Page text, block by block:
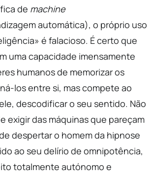
de machine
automática), o próprio uso
é falacioso. É certo que
uma capacidade imensamente
humanos de memorizar os
los entre si, mas compete ao
descodificar o seu sentido. Não
exigir das máquinas que pareçam
despertar o homem da hipnose
ao seu delírio de omnipotência,
totalmente autónomo e